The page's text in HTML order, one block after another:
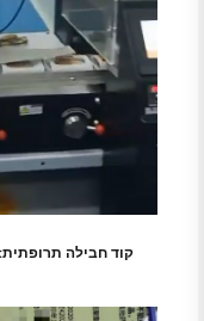
קוד חבילה תרופתית